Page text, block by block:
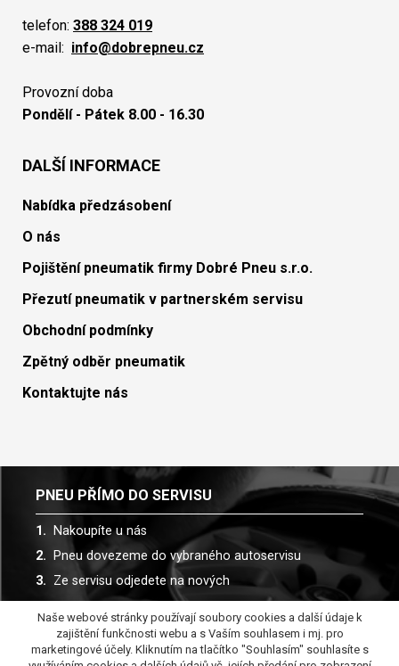
telefon: 388 324 019
e-mail: info@dobrepneu.cz
Provozní doba
Pondělí - Pátek 8.00 - 16.30
DALŠÍ INFORMACE
Nabídka předzásobení
O nás
Pojištění pneumatik firmy Dobré Pneu s.r.o.
Přezutí pneumatik v partnerském servisu
Obchodní podmínky
Zpětný odběr pneumatik
Kontaktujte nás
PNEU PŘÍMO DO SERVISU
Nakoupíte u nás
Pneu dovezeme do vybraného autoservisu
Ze servisu odjedete na nových
Spolupracujeme s více než 30 autoservisy
Naše webové stránky používají soubory cookies a další údaje k
zajištění funkčnosti webu a s Vaším souhlasem i mj. pro
marketingové účely. Kliknutím na tlačítko "Souhlasím" souhlasíte s